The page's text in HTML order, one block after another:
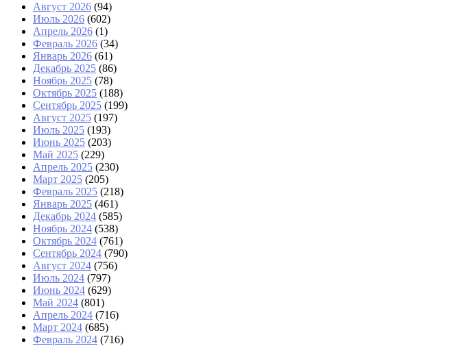
Август 2026 (94)
Июль 2026 (602)
Апрель 2026 (1)
Февраль 2026 (34)
Январь 2026 (61)
Декабрь 2025 (86)
Ноябрь 2025 (78)
Октябрь 2025 (188)
Сентябрь 2025 (199)
Август 2025 (197)
Июль 2025 (193)
Июнь 2025 (203)
Май 2025 (229)
Апрель 2025 (230)
Март 2025 (205)
Февраль 2025 (218)
Январь 2025 (461)
Декабрь 2024 (585)
Ноябрь 2024 (538)
Октябрь 2024 (761)
Сентябрь 2024 (790)
Август 2024 (756)
Июль 2024 (797)
Июнь 2024 (629)
Май 2024 (801)
Апрель 2024 (716)
Март 2024 (685)
Февраль 2024 (716)